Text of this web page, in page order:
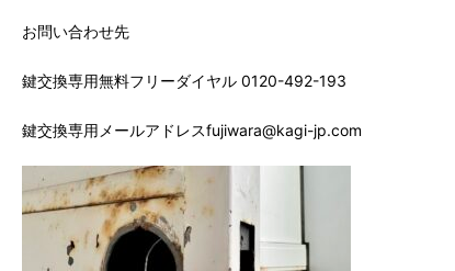
お問い合わせ先
鍵交換専用無料フリーダイヤル 0120-492-193
鍵交換専用メールアドレスfujiwara@kagi-jp.com